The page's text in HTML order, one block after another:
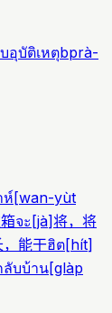
อุบัติเหตุbprà-
ห์[wan-yùt
จะ[jà]将，将
，能干ฮิต[hít]
ลับบ้าน[glàp